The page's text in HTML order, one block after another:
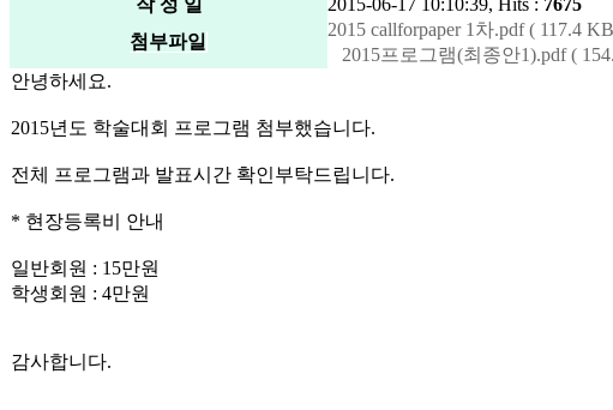
작 성 일
2015-06-17 10:10:39, Hits : 7675
첨부파일
2015 callforpaper 1차.pdf ( 117.4
2015프로그램(최종안1).pdf (
안녕하세요.
2015년도 학술대회 프로그램 첨부했습니다.
전체 프로그램과 발표시간 확인부탁드립니다.
* 현장등록비 안내
일반회원 : 15만원
학생회원 : 4만원
감사합니다.